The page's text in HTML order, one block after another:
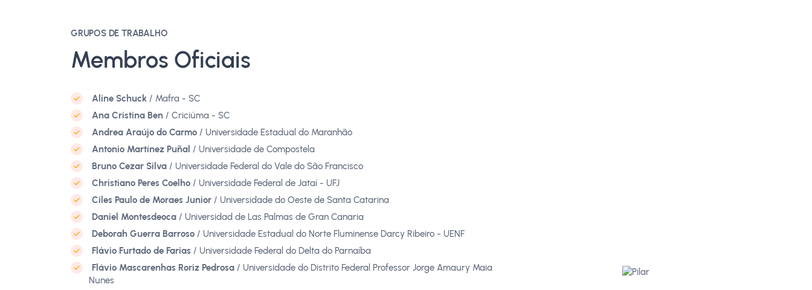
GRUPOS DE TRABALHO
Membros Oficiais
Aline Schuck / Mafra - SC
Ana Cristina Ben / Criciúma - SC
Andrea Araújo do Carmo / Universidade Estadual do Maranhão
Antonio Martínez Puñal / Universidade de Compostela
Bruno Cezar Silva / Universidade Federal do Vale do São Francisco
Christiano Peres Coelho / Universidade Federal de Jataí - UFJ
Ciles Paulo de Moraes Junior / Universidade do Oeste de Santa Catarina
Daniel Montesdeoca / Universidad de Las Palmas de Gran Canaria
Deborah Guerra Barroso / Universidade Estadual do Norte Fluminense Darcy Ribeiro - UENF
Flávio Furtado de Farias / Universidade Federal do Delta do Parnaíba
Flávio Mascarenhas Roriz Pedrosa / Universidade do Distrito Federal Professor Jorge Amaury Maia
Nunes